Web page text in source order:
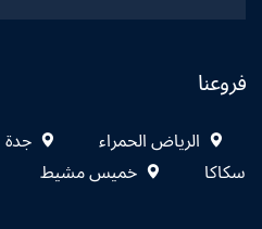
فروعنا
الرياض الحمراء جدة
سكاكا
خميس مشيط